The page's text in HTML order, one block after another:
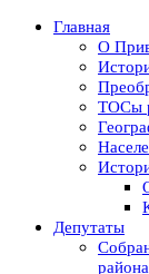
Главная
О
ТОСы
Депутаты
района